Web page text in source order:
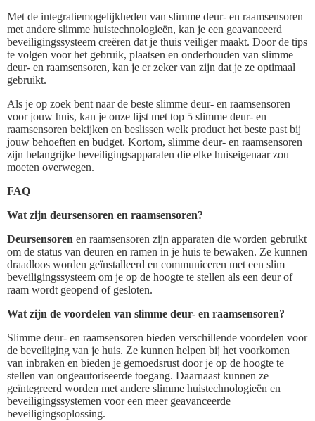
Met de integratiemogelijkheden van slimme deur- en raamsensoren
met andere slimme huistechnologieën, kan je een geavanceerd
beveiligingssysteem creëren dat je thuis veiliger maakt. Door de tips
te volgen voor het gebruik, plaatsen en onderhouden van slimme
deur- en raamsensoren, kan je er zeker van zijn dat je ze optimaal
gebruikt.
Als je op zoek bent naar de beste slimme deur- en raamsensoren
voor jouw huis, kan je onze lijst met top 5 slimme deur- en
raamsensoren bekijken en beslissen welk product het beste past bij
jouw behoeften en budget. Kortom, slimme deur- en raamsensoren
zijn belangrijke beveiligingsapparaten die elke huiseigenaar zou
moeten overwegen.
FAQ
Wat zijn deursensoren en raamsensoren?
Deursensoren en raamsensoren zijn apparaten die worden gebruikt
om de status van deuren en ramen in je huis te bewaken. Ze kunnen
draadloos worden geïnstalleerd en communiceren met een slim
beveiligingssysteem om je op de hoogte te stellen als een deur of
raam wordt geopend of gesloten.
Wat zijn de voordelen van slimme deur- en raamsensoren?
Slimme deur- en raamsensoren bieden verschillende voordelen voor
de beveiliging van je huis. Ze kunnen helpen bij het voorkomen
van inbraken en bieden je gemoedsrust door je op de hoogte te
stellen van ongeautoriseerde toegang. Daarnaast kunnen ze
geïntegreerd worden met andere slimme huistechnologieën en
beveiligingssystemen voor een meer geavanceerde
beveiligingsoplossing.